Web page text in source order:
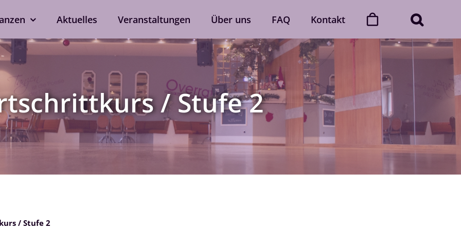
Tanzen ohne Partner
Line Dance
Single-Anmeldung
Privatstunden
Nach Verfügbarkeit auch gerne
bei eurem Wunschtrainer. Auch
Dance with friends
Der „Dance with friends“-Club
Mehr erfahren
Gutscheine
Momente voller Rhythmus und
Aktuelles Veranstaltungen Über uns FAQ Kontakt
/ Stufe 2
/ Stufe 2